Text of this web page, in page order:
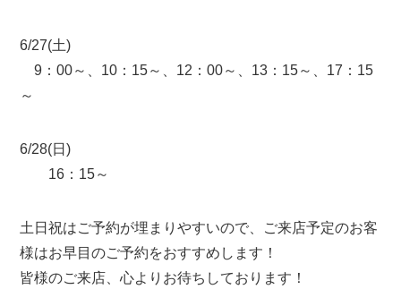
6/27(土)
9：00～、10：15～、12：00～、13：15～、17：15
～
6/28(日)
16：15～
土日祝はご予約が埋まりやすいので、ご来店予定のお客
様はお早目のご予約をおすすめします！
皆様のご来店、心よりお待ちしております！